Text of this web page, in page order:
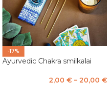
-17%
Ayurvedic Chakra smilkalai
2,00 € – 20,00 €